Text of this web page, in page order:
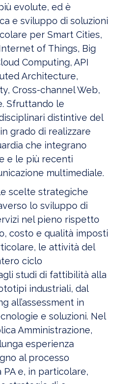
evolute, ed è
e sviluppo di soluzioni
per Smart Cities,
of Things, Big
Computing, API
Architecture,
Cross-channel Web,
Sfruttando le
distintive del
grado di realizzare
che integrano
e le più recenti
multimediale.
scelte strategiche
lo sviluppo di
nel pieno rispetto
costo e qualità imposti
le attività del
ciclo
studi di fattibilità alla
industriali, dal
all’assessment in
e soluzioni. Nel
Amministrazione,
esperienza
al processo
PA e, in particolare,